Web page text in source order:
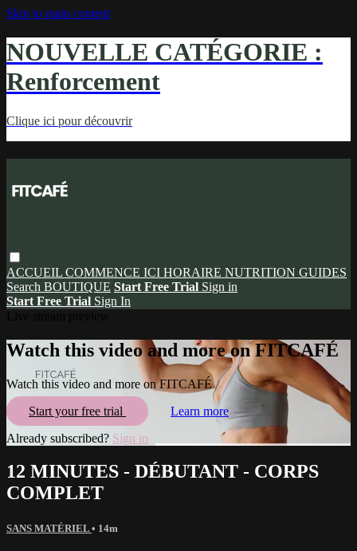
Skip to main content
NOUVELLE CATÉGORIE :
Renforcement
Clique ici pour découvrir
ACCUEIL COMMENCE ICI HORAIRE NUTRITION GUIDES
Search BOUTIQUE Start Free Trial Sign in
Start Free Trial Sign In
Watch this video and more on FITCAFÉ
Watch this video and more on FITCAFÉ
Start your free trial
Learn more
Already subscribed? Sign in
12 MINUTES - DÉBUTANT - CORPS
COMPLET
SANS MATÉRIEL • 14m